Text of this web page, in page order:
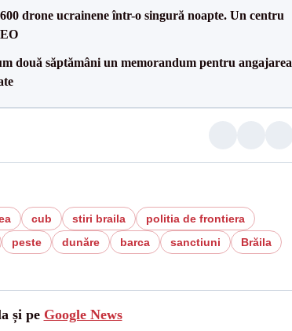
drone ucrainene într-o singură noapte. Un centru
două săptămâni un memorandum pentru angajarea
cub stiri braila
politia de frontiera
peste dunăre barca sanctiuni
Brăila
și pe Google News